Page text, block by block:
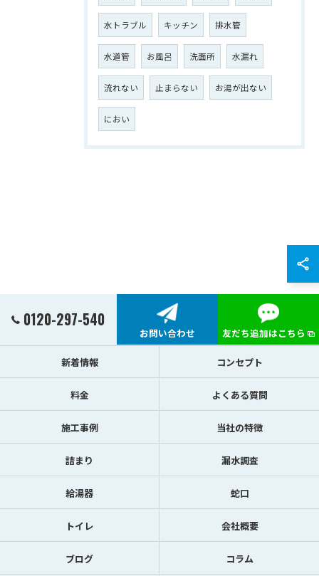
水トラブル キッチン 排水管
水道管 お風呂 洗面所 水漏れ
流れない 止まらない お湯が出ない
におい
0120-297-540
お問い合わせ 友だち追加はこちら
新着情報 コンセプト
料金 よくある質問
施工事例 当社の特徴
詰まり 漏水調査
給湯器 蛇口
トイレ 会社概要
ブログ コラム